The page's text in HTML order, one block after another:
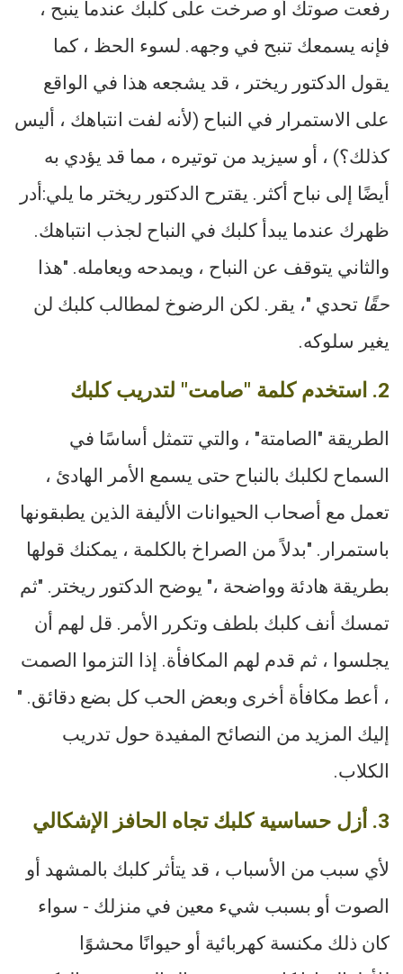
رفعت صوتك أو صرخت على كلبك عندما ينبح ،
فإنه يسمعك تنبح في وجهه. لسوء الحظ ، كما
يقول الدكتور ريختر ، قد يشجعه هذا في الواقع
على الاستمرار في النباح (لأنه لفت انتباهك ، أليس
كذلك؟) ، أو سيزيد من توتيره ، مما قد يؤدي به
أيضًا إلى نباح أكثر. يقترح الدكتور ريختر ما يلي:أدر
ظهرك عندما يبدأ كلبك في النباح لجذب انتباهك.
والثاني يتوقف عن النباح ، ويمدحه ويعامله. "هذا
حقًاتحدي "، يقر. لكن الرضوخ لمطالب كلبك لن
يغير سلوكه.
2. استخدم كلمة "صامت" لتدريب كلبك
الطريقة "الصامتة" ، والتي تتمثل أساسًا في
السماح لكلبك بالنباح حتى يسمع الأمر الهادئ ،
تعمل مع أصحاب الحيوانات الأليفة الذين يطبقونها
باستمرار. "بدلاً من الصراخ بالكلمة ، يمكنك قولها
بطريقة هادئة وواضحة ،" يوضح الدكتور ريختر. "ثم
تمسك أنف كلبك بلطف وتكرر الأمر. قل لهم أن
يجلسوا ، ثم قدم لهم المكافأة. إذا التزموا الصمت
، أعط مكافأة أخرى وبعض الحب كل بضع دقائق. "
إليك المزيد من النصائح المفيدة حول تدريب
الكلاب.
3. أزل حساسية كلبك تجاه الحافز الإشكالي
لأي سبب من الأسباب ، قد يتأثر كلبك بالمشهد أو
الصوت أو بسبب شيء معين في منزلك - سواء
كان ذلك مكنسة كهربائية أو حيوانًا محشوًا